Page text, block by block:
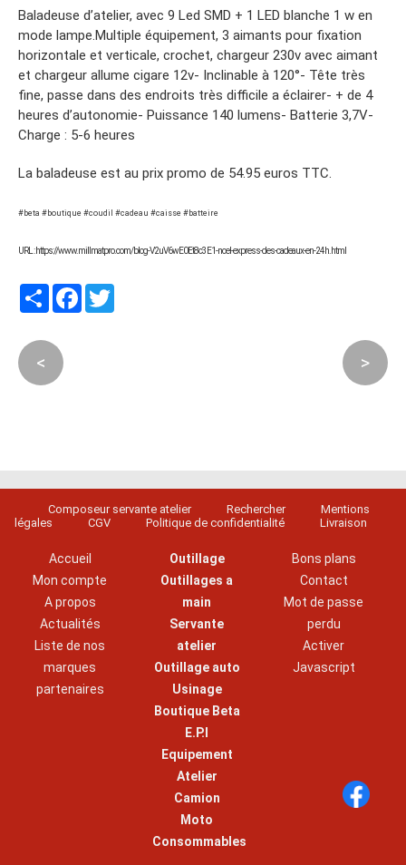
Baladeuse d’atelier, avec 9 Led SMD + 1 LED blanche 1 w en
mode lampe.Multiple équipement, 3 aimants pour fixation
horizontale et verticale, crochet, chargeur 230v avec aimant
et chargeur allume cigare 12v- Inclinable à 120°- Tête très
fine, passe dans des endroits très difficile a éclairer- + de 4
heures d’autonomie- Puissance 140 lumens- Batterie 3,7V-
Charge : 5-6 heures
La baladeuse est au prix promo de 54.95 euros TTC.
#beta #boutique #coudil #cadeau #caisse #batteire
URL : https://www.millmatpro.com/blog-V2uV6wE0Et8c3E1-noel-express-des-cadeaux-en-24h.html
PartagerFacebook
< >
Composeur servante atelier Rechercher
Mentions
légales
CGV Politique de confidentialité Livraison
Accueil
Mon compte
A propos
Actualités
Liste de nos
marques
partenaires
Outillage
Outillages a
main
Servante
atelier
Outillage auto
Usinage
Boutique Beta
E.P.I
Equipement
Atelier
Camion
Moto
Consommables
Bons plans
Contact
Mot de passe
perdu
Activer
Javascript